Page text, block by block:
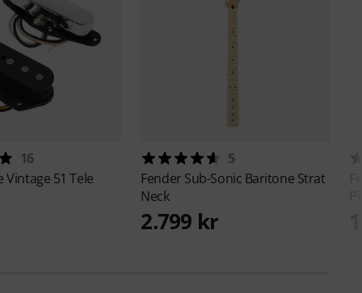
16
Vintage 51 Tele
5
Fender Sub-Sonic Baritone Strat
Neck
2.799 kr